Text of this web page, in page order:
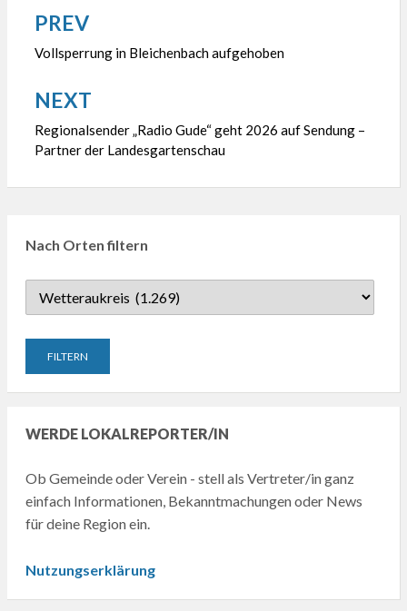
Beitragsnavigation
PREV
Vollsperrung in Bleichenbach aufgehoben
NEXT
Regionalsender „Radio Gude“ geht 2026 auf Sendung –
Partner der Landesgartenschau
Nach Orten filtern
WERDE LOKALREPORTER/IN
Ob Gemeinde oder Verein - stell als Vertreter/in ganz
einfach Informationen, Bekanntmachungen oder News
für deine Region ein.
Nutzungserklärung